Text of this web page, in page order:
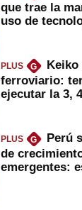
que trae la
uso de
PLUS G
Keiko
ferroviario:
ejecutar la 3,
PLUS G
Perú
de
emergentes: